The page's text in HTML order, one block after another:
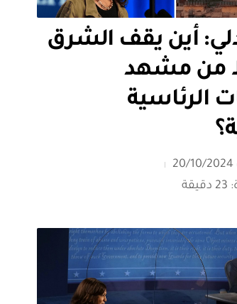
أين يقف الشرق
من مشهد
الرئاسية
20/10/2024